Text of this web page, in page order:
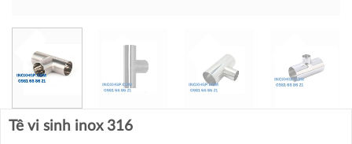
Tê vi sinh inox 316